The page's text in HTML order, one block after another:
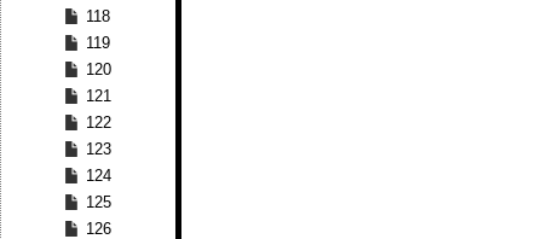
118
119
120
121
122
123
124
125
126